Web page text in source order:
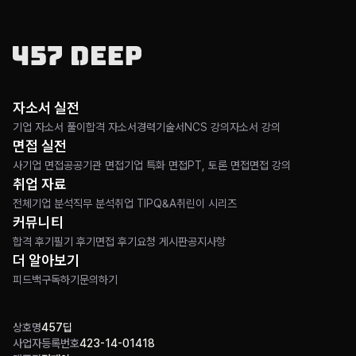
상호명457딥
사업자등록번호423-14-01418
자소서 실전
기업 자소서 풀이 합격 자소서경력기술서 NCS 강의자소서 강의
면접 실전
사기업 면접공공기관 면접기업 특화 면접PT, 토론 면접면접 강의
취업 자료
전체 기업 분석직무 분석취업 TIPQ&A취린이 시리즈
커뮤니티
합격 후기 필기 후기 면접 후기 요청 게시판공지사항
더 알아보기
피드백구독하기 문의하기